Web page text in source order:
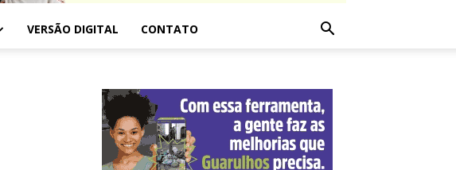
VERSÃO DIGITAL CONTATO